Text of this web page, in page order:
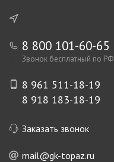
8 800 101-60-65
Звонок бесплатный по РФ
8 961 511-18-19
8 918 183-18-19
Заказать звонок
mail@gk-topaz.ru